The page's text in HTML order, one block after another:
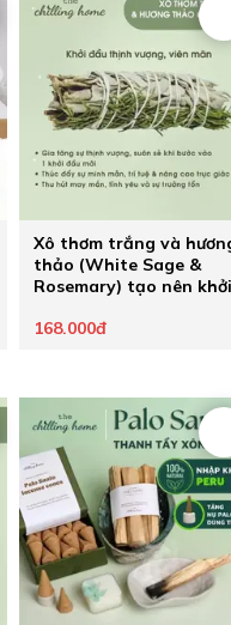
Xô thơm trắng và
thảo (White Sage &
Rosemary) tạo nên khởi
168.000đ